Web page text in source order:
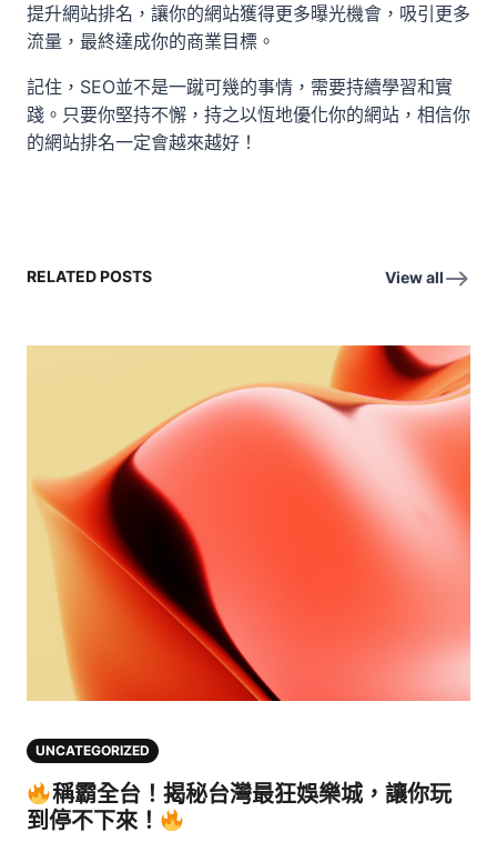
提升網站排名，讓你的網站獲得更多曝光機會，吸引更多
流量，最終達成你的商業目標。
記住，SEO並不是一蹴可幾的事情，需要持續學習和實
踐。只要你堅持不懈，持之以恆地優化你的網站，相信你
的網站排名一定會越來越好！
RELATED POSTS View all
UNCATEGORIZED
稱霸全台！揭秘台灣最狂娛樂城，讓你玩
到停不下來！